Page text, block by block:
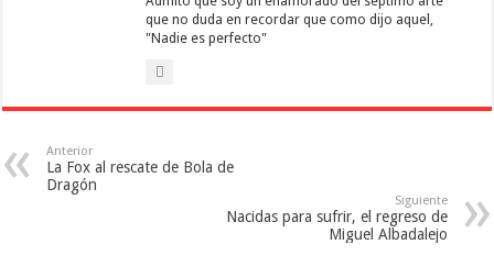
que no duda en recordar que como dijo aquel,
"Nadie es perfecto"
Anterior
La Fox al rescate de Bola de
Dragón
Siguiente
Nacidas para sufrir, el regreso de
Miguel Albadalejo